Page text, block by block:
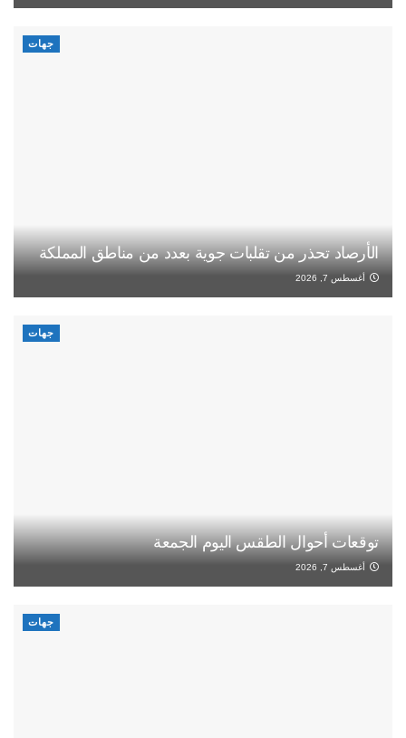
جهات
الأرصاد تحذر من تقلبات جوية بعدد من مناطق المملكة
أغسطس 7, 2026
جهات
توقعات أحوال الطقس اليوم الجمعة
أغسطس 7, 2026
جهات